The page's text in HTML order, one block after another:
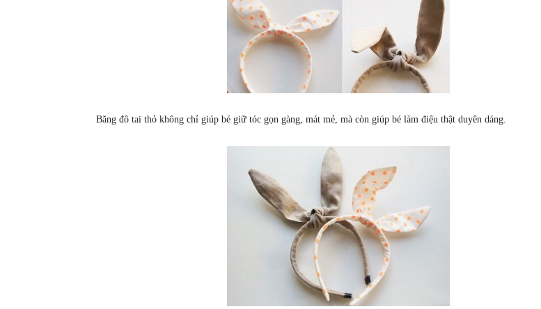
Băng đô tai thỏ không chỉ giúp bé giữ tóc gọn gàng, mát mẻ, mà còn giúp bé làm điệu thật duyên dáng.